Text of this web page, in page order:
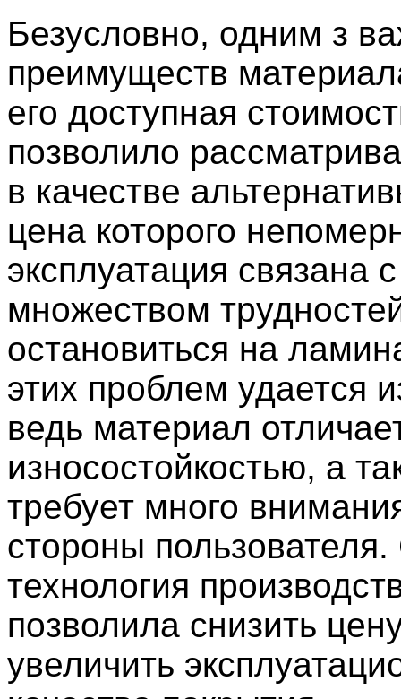
Безусловно, одним з
преимуществ
его доступная
позволило
в качестве
цена которого
эксплуатация связана с
множеством
остановиться на
этих проблем удается
ведь материал
износостойкостью, а
требует много
стороны
технология
позволила снизить
увеличить